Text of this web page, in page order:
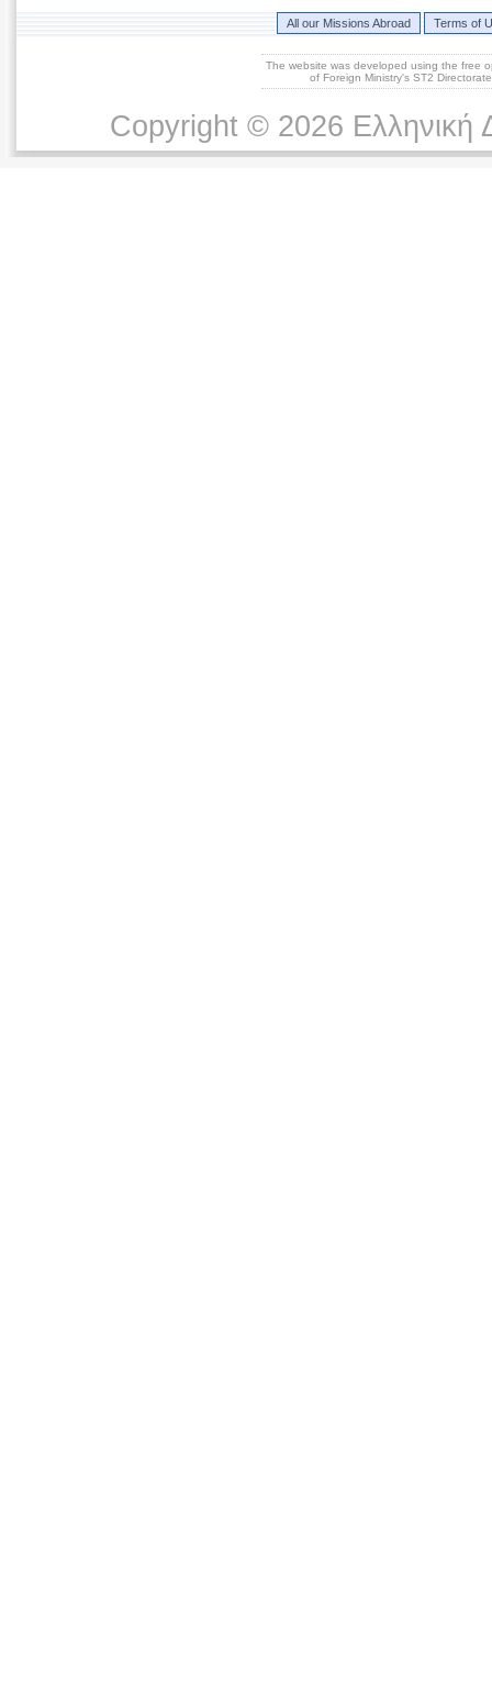
All our Missions Abroad Terms of
The website was developed using the free
of Foreign Ministry's ST2
Copyright © 2026